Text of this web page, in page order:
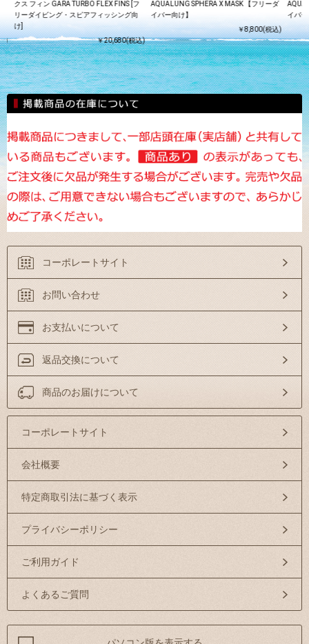
)
クス フィン GARA TURBO FLEX FINS [フ
リーダイビング・スピアフィッシング向
け]
￥20,680(税込)
AQUALUNG SPHERA X MASK 【フリーダ
イバー向け】
￥8,800(税込)
イバ
コーポレートサイト
お問い合わせ
お支払いについて
返品交換について
商品のお届けについて
コーポレートサイト
会社概要
特定商取引法に基づく表示
プライバシーポリシー
ご利用ガイド
よくあるご質問